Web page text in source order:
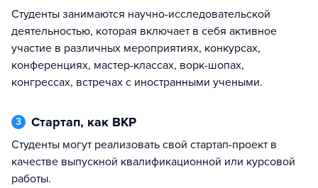
Студенты занимаются научно-исследовательской
деятельностью, которая включает в себя активное
участие в различных мероприятиях, конкурсах,
конференциях, мастер-классах, ворк-шопах,
конгрессах, встречах с иностранными учеными.
3 Стартап, как ВКР
Студенты могут реализовать свой стартап-проект в
качестве выпускной квалификационной или курсовой
работы.